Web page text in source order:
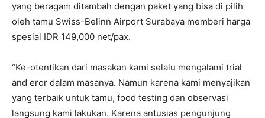
yang beragam ditambah dengan paket yang bisa di pilih
oleh tamu Swiss-Belinn Airport Surabaya memberi harga
spesial IDR 149,000 net/pax.
“Ke-otentikan dari masakan kami selalu mengalami trial
and eror dalam masanya. Namun karena kami menyajikan
yang terbaik untuk tamu, food testing dan observasi
langsung kami lakukan. Karena antusias pengunjung